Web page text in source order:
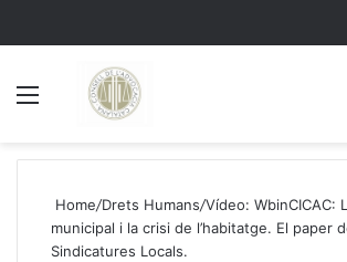
Home/Drets Humans/Vídeo: WbinCICAC:
municipal i la crisi de l’habitatge. El paper
Sindicatures Locals.